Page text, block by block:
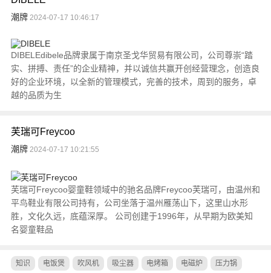
潮牌2024-07-17 10:46:17
DIBELEdibele品牌隶属于南京圣戈华贸易有限公司，公司尊崇“踏
实、拼搏、责任”的企业精神，并以诚信共赢开创经营理念，创造良
好的企业环境，以全新的管理模式，完善的技术，周到的服务，卓
越的品质为生
芙瑞可Freycoo
潮牌2024-07-17 10:21:55
芙瑞可Freycoo婴童鞋领域中的驰名品牌Freycoo芙瑞可，由温州和
平鸟鞋业有限公司持有，公司坐落于温州雁荡山下，这里山水形
胜，文化久远，底蕴深厚。 公司创建于1996年，从早期为欧美知
名婴童鞋品
知识 电饭煲 吹风机 吸尘器 电烤箱 电磁炉 压力锅